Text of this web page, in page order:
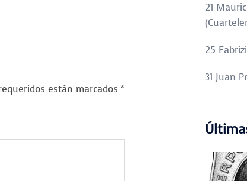
están marcados *
21
25
31 Juan